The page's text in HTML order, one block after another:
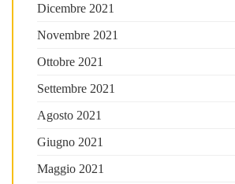
Dicembre 2021
Novembre 2021
Ottobre 2021
Settembre 2021
Agosto 2021
Giugno 2021
Maggio 2021